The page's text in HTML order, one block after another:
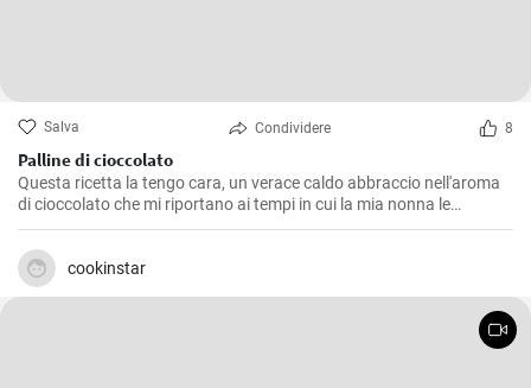
Salva Condividere 8
Palline di cioccolato
Questa ricetta la tengo cara, un verace caldo abbraccio nell'aroma
di cioccolato che mi riportano ai tempi in cui la mia nonna le
preparava durante le festività. Le Palline di Cioccolato sono semplici
da realizzare, ma non per questo meno deliziose. Perfette da servire
come dolcetto a fine pasto o per un snack pomeridiano, sono
caratterizzate da un sapore intenso e una consistenza morbida che
cookinstar